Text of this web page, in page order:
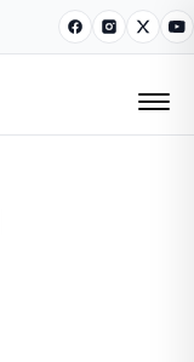
Facebook
Instagram
X